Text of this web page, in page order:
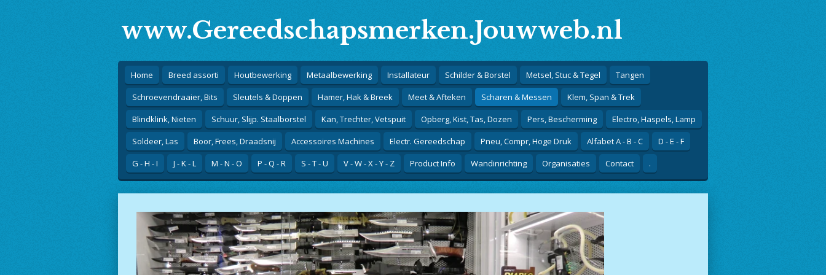
www.Gereedschapsmerken.Jouwweb.nl
Home Breed assorti Houtbewerking Metaalbewerking Installateur Schilder & Borstel Metsel, Stuc & Tegel
Tangen
Schroevendraaier, Bits
Sleutels & Doppen Hamer, Hak & Breek Meet & Afteken Scharen & Messen
Klem, Span & Trek
Blindklink, Nieten
Schuur, Slijp. Staalborstel Kan, Trechter, Vetspuit Opberg, Kist, Tas, Dozen Pers, Bescherming
Electro, Haspels, Lamp
Soldeer, Las
Boor, Frees, Draadsnij Accessoires Machines Electr. Gereedschap Pneu, Compr, Hoge Druk Alfabet A - B - C
D - E - F
G - H - I
J - K - L M - N - O P - Q - R S - T - U V - W - X - Y - Z Product Info Wandinrichting Organisaties Contact .